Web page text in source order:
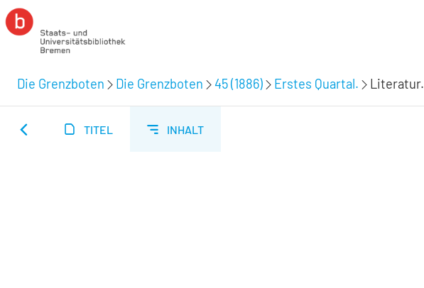
Die Grenzboten Die Grenzboten 45 (1886) Erstes Quartal. Literatur.
TITEL INHALT